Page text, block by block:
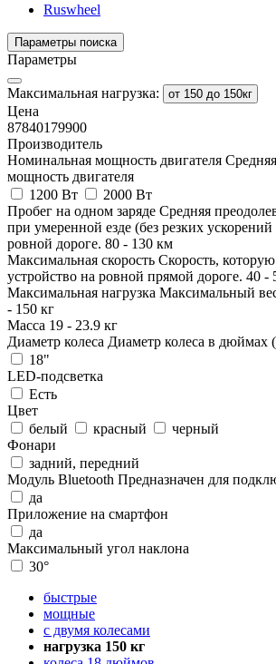
Ruswheel
Параметры поиска
Параметры
Максимальная нагрузка: от 150 до 150кг
Цена
87840179900
Производитель
Номинальная мощность двигателя
мощность двигателя
1200 Вт
2000 Вт
Пробег на одном заряде Средняя
при умеренной езде (без резких
ровной дороге. 80 - 130 км
Максимальная скорость Скорость,
устройство на ровной прямой дороге. 40 -
Максимальная нагрузка Максимальный
- 150 кг
Масса 19 - 23.9 кг
Диаметр колеса Диаметр колеса в
18"
LED-подсветка
Есть
Цвет
белый
красный
черный
Фонари
задний, передний
Модуль Bluetooth Предназначен для
да
Приложение на смартфон
да
Максимальный угол наклона
30°
быстрые
мощные
с двумя колесами
нагрузка 150 кг